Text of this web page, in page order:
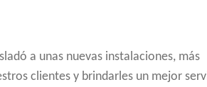
a unas nuevas instalaciones, más
clientes y brindarles un mejor